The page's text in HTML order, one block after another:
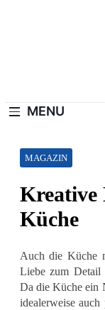
MENU
MAGAZIN
Kreative
Küche
Auch die Küche
Liebe zum Detail
Da die Küche ein
idealerweise